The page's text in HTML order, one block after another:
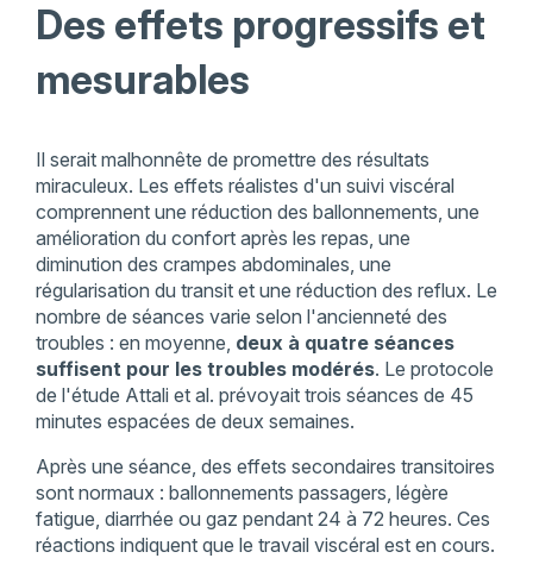
Des effets progressifs et
mesurables
Il serait malhonnête de promettre des résultats
miraculeux. Les effets réalistes d'un suivi viscéral
comprennent une réduction des ballonnements, une
amélioration du confort après les repas, une
diminution des crampes abdominales, une
régularisation du transit et une réduction des reflux. Le
nombre de séances varie selon l'ancienneté des
troubles : en moyenne, deux à quatre séances
suffisent pour les troubles modérés. Le protocole
de l'étude Attali et al. prévoyait trois séances de 45
minutes espacées de deux semaines.
Après une séance, des effets secondaires transitoires
sont normaux : ballonnements passagers, légère
fatigue, diarrhée ou gaz pendant 24 à 72 heures. Ces
réactions indiquent que le travail viscéral est en cours.